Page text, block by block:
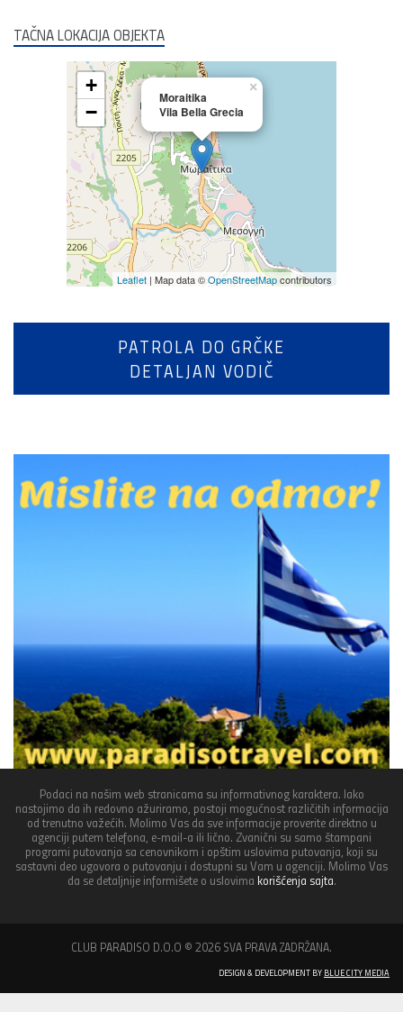
TAČNA LOKACIJA OBJEKTA
Moraitika
Vila Bella Grecia
×
+
−
Leaflet | Map data ©OpenStreetMapcontributors
PATROLA DO GRČKE
DETALJAN VODIČ
Podaci na našim web stranicama su informativnog karaktera. Iako
nastojimo da ih redovno ažuriramo, postoji mogućnost različitih informacija
od trenutno važećih. Molimo Vas da sve informacije proverite direktno u
agenciji putem telefona, e-mail-a ili lično. Zvanični su samo štampani
programi putovanja sa cenovnikom i opštim uslovima putovanja, koji su
sastavni deo ugovora o putovanju i dostupni su Vam u agenciji. Molimo Vas
da se detaljnije informišete o uslovima korišćenja sajta.
CLUB PARADISO D.O.O © 2026 SVA PRAVA ZADRŽANA.
DESIGN & DEVELOPMENT BY BLUE CITY MEDIA